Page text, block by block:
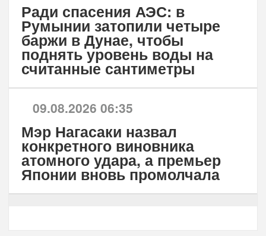
Ради спасения АЭС: в
Румынии затопили четыре
баржи в Дунае, чтобы
поднять уровень воды на
считанные сантиметры
09.08.2026 06:35
Мэр Нагасаки назвал
конкретного виновника
атомного удара, а премьер
Японии вновь промолчала